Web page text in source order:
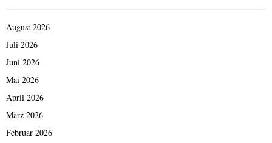
August 2026
Juli 2026
Juni 2026
Mai 2026
April 2026
März 2026
Februar 2026